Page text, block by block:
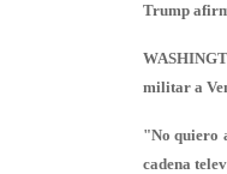
Trump
militar a
"No quiero
cadena